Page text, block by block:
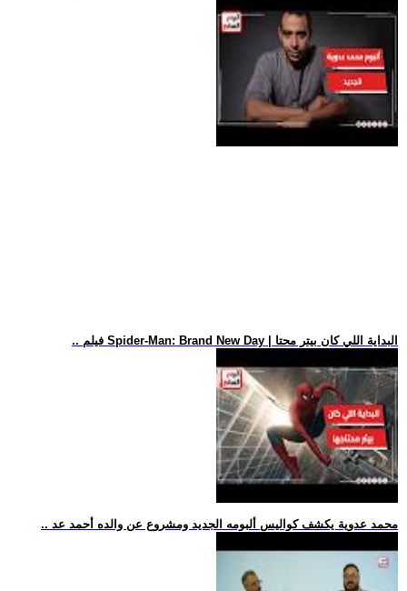
.. فيلم Spider-Man: Brand New Day | البداية اللي كان بيتر محتا
.. محمد عدوية يكشف كواليس ألبومه الجديد ومشروع عن والده أحمد عد